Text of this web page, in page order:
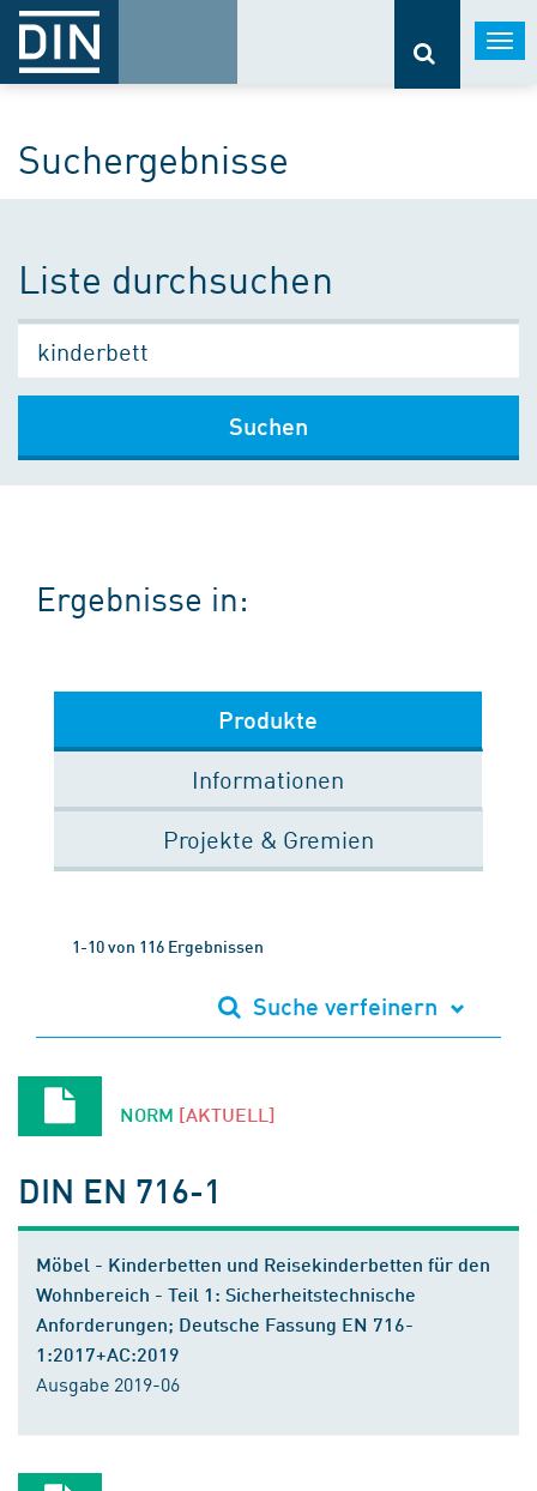
Suchergebnisse
Liste durchsuchen
Suchen
Ergebnisse in:
Produkte
Informationen
Projekte & Gremien
1-10 von 116 Ergebnissen
Suche verfeinern
NORM [AKTUELL]
DIN EN 716-1
Möbel - Kinderbetten und Reisekinderbetten für den
Wohnbereich - Teil 1: Sicherheitstechnische
Anforderungen; Deutsche Fassung EN 716-
1:2017+AC:2019
Ausgabe 2019-06